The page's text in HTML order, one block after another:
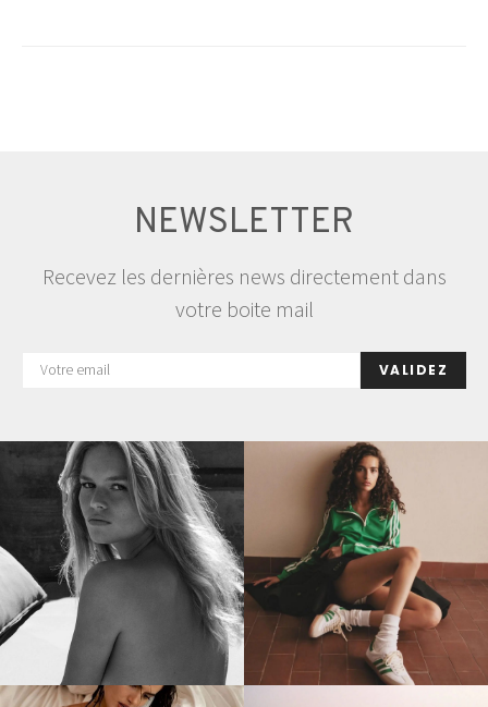
NEWSLETTER
Recevez les dernières news directement dans
votre boite mail
VALIDEZ